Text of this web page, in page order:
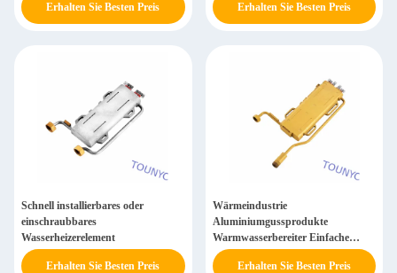
Erhalten Sie Besten Preis Erhalten Sie Besten Preis
Schnell installierbares oder
einschraubbares
Wasserheizerelement
Erhalten Sie Besten Preis
Wärmeindustrie
Aluminiumgussprodukte
Warmwasserbereiter Einfache
Installation
Erhalten Sie Besten Preis